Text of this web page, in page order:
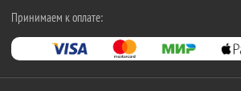
Принимаем к оплате: